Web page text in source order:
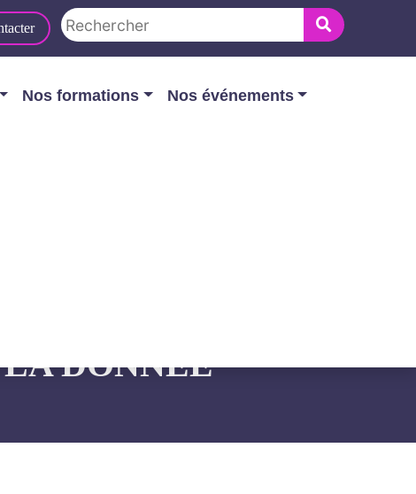
Nos formations Nos événements
DONNÉE